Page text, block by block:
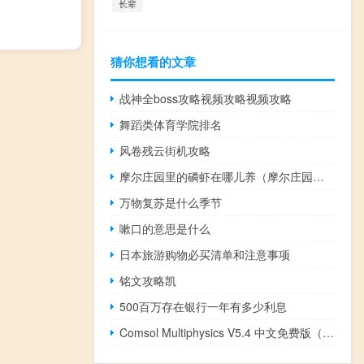
长辈
猜你想看的文章
战神全boss攻略视频攻略视频攻略
舞蹈类体育学院排名
风卷残云街机攻略
摩尔庄园里的磷虾在哪儿养（摩尔庄园磷虾）
万物复苏是什么季节
嗽口的意思是什么
日本旅游购物必买清单和注意事项
铭文攻略凯
500百万存在银行一年有多少利息
Comsol Multiphysics V5.4 中文免费版（Comsol Multiphysics V5.4 中文免费版功能简介）